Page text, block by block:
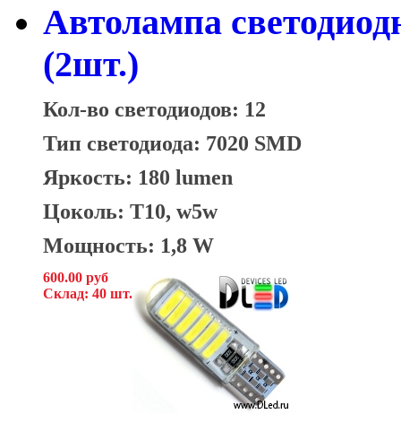
Автолампа
(2шт.)
Кол-во светодиодов: 12
Тип светодиода: 7020 SMD
Яркость: 180 lumen
Цоколь: T10, w5w
Мощность: 1,8 W
600.00 руб
Склад: 40 шт.